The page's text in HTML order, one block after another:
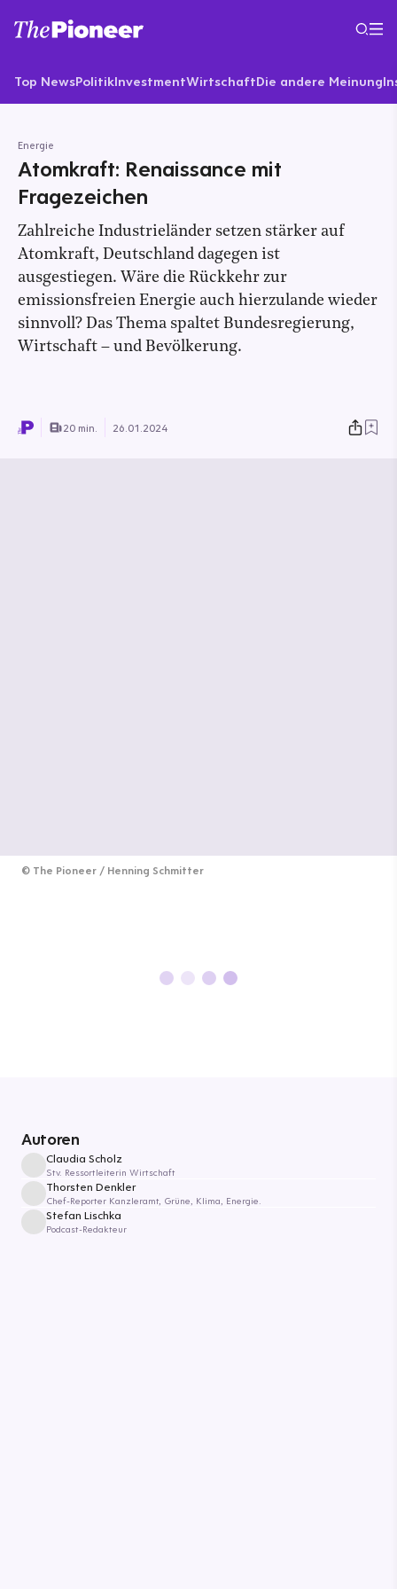
Top NewsPolitikInvestmentWirtschaftDie andere Meinung
Energie
Atomkraft: Renaissance mit
Fragezeichen
Zahlreiche Industrieländer setzen stärker auf
Atomkraft, Deutschland dagegen ist
ausgestiegen. Wäre die Rückkehr zur
emissionsfreien Energie auch hierzulande wieder
sinnvoll? Das Thema spaltet Bundesregierung,
Wirtschaft – und Bevölkerung.
20 min. 26.01.2024
© The Pioneer / Henning Schmitter
Autoren
Claudia Scholz
Stv. Ressortleiterin Wirtschaft
Thorsten Denkler
Chef-Reporter Kanzleramt, Grüne, Klima, Energie.
Stefan Lischka
Podcast-Redakteur